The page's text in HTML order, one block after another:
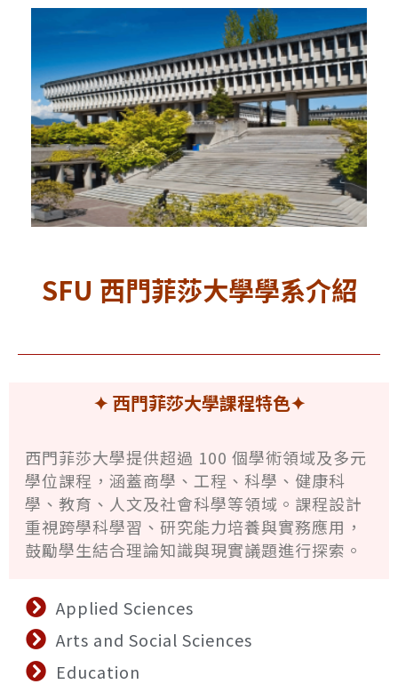
SFU 西門菲莎大學學系介紹
✦ 西門菲莎大學課程特色✦
西門菲莎大學提供超過 100 個學術領域及多元
學位課程，涵蓋商學、工程、科學、健康科
學、教育、人文及社會科學等領域。課程設計
重視跨學科學習、研究能力培養與實務應用，
鼓勵學生結合理論知識與現實議題進行探索。
Applied Sciences
Arts and Social Sciences
Education